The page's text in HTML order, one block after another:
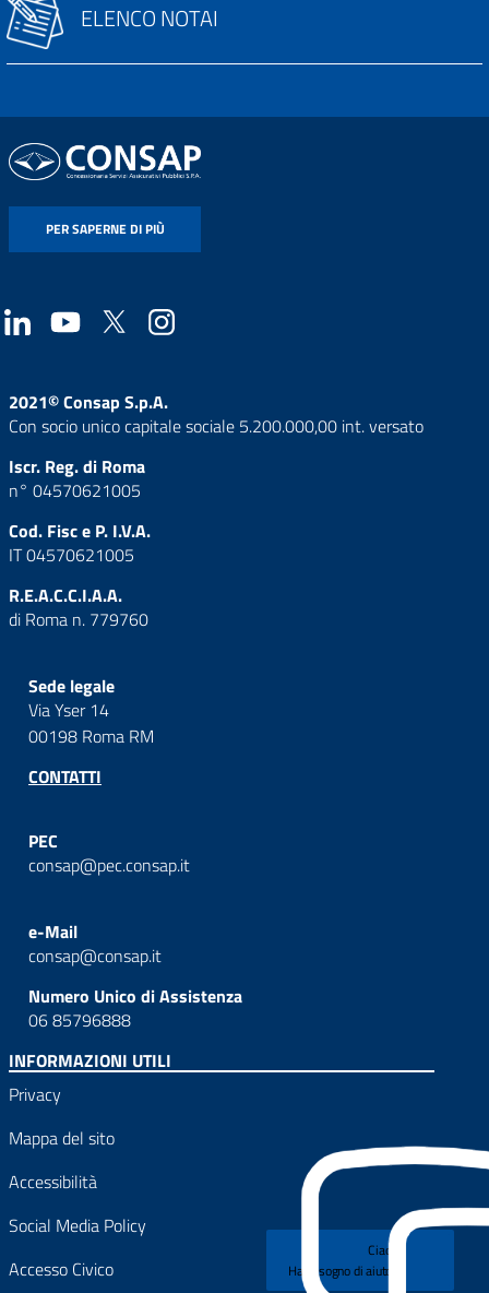
ELENCO NOTAI
PER SAPERNE DI PIÙ
2021© Consap S.p.A.
Con socio unico capitale sociale 5.200.000,00 int. versato
Iscr. Reg. di Roma
n° 04570621005
Cod. Fisc e P. I.V.A.
IT 04570621005
R.E.A.C.C.I.A.A.
di Roma n. 779760
Sede legale
Via Yser 14
00198 Roma RM
CONTATTI
PEC
consap@pec.consap.it
e-Mail
consap@consap.it
Numero Unico di Assistenza
06 85796888
INFORMAZIONI UTILI
Privacy
Mappa del sito
Accessibilità
Social Media Policy
Accesso Civico
Ciao!
Hai bisogno di aiuto?